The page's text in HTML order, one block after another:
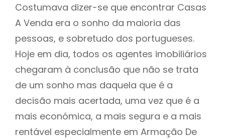
Costumava dizer-se que encontrar Casas
A Venda era o sonho da maioria das
pessoas, e sobretudo dos portugueses.
Hoje em dia, todos os agentes imobiliários
chegaram à conclusão que não se trata
de um sonho mas daquela que é a
decisão mais acertada, uma vez que é a
mais económica, a mais segura e a mais
rentável especialmente em Armação De